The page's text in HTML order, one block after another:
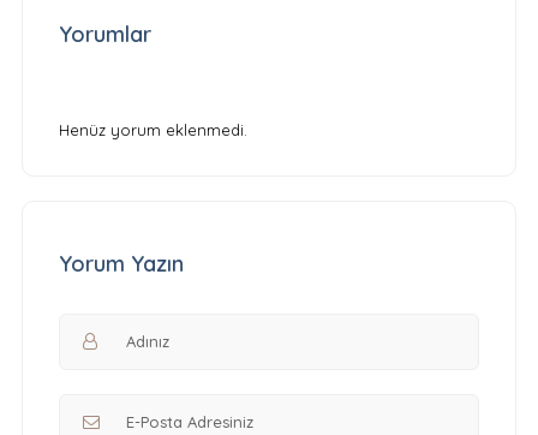
Yorumlar
Henüz yorum eklenmedi.
Yorum Yazın